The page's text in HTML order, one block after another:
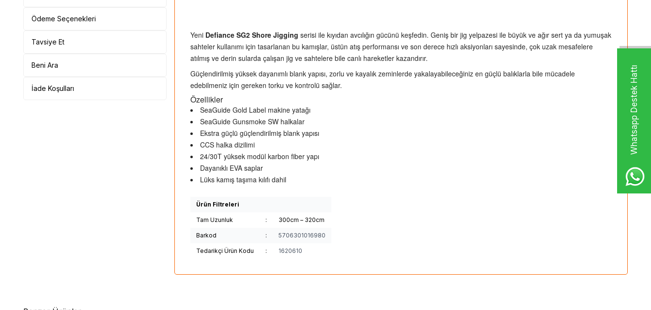
Whatsapp Destek Hattı
Ödeme Seçenekleri
Tavsiye Et
Beni Ara
İade Koşulları
Yeni Defiance SG2 Shore Jigging serisi ile kıyıdan avcılığın gücünü keşfedin. Geniş bir jig yelpazesi ile büyük ve ağır sert ya da yumuşak
sahteler kullanımı için tasarlanan bu kamışlar, üstün atış performansı ve son derece hızlı aksiyonları sayesinde, çok uzak mesafelere
atılmış ve derin sularda çalışan jig ve sahtelere bile canlı hareketler kazandırır.
Güçlendirilmiş yüksek dayanımlı blank yapısı, zorlu ve kayalık zeminlerde yakalayabileceğiniz en güçlü balıklarla bile mücadele
edebilmeniz için gereken torku ve kontrolü sağlar.
Özellikler
SeaGuide Gold Label makine yatağı
SeaGuide Gunsmoke SW halkalar
Ekstra güçlü güçlendirilmiş blank yapısı
CCS halka dizilimi
24/30T yüksek modül karbon fiber yapı
Dayanıklı EVA saplar
Lüks kamış taşıma kılıfı dahil
Ürün Filtreleri
Tam Uzunluk : 300cm – 320cm
Barkod : 5706301016980
Tedarikçi Ürün Kodu : 1620610